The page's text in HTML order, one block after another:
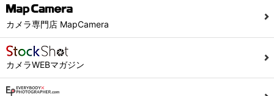
６．個人情報に関するお問合せ対応
(1)当社は、当社の保有する個人データに関し、ご本人から利用目的の通知，開示，内容の訂正，追加又は削除，利用の停止，消去及び第三者への提供の停止の請求などがあれば、ご本人の確認をさせていただいた上で、速やかに対応します。また当社の個人情報の取り扱いに関するご質問、ご相談にも対応いたします。尚、シュッピン会員のお客様は、当社が保有する個人データの削除を要求する権利があります。
カメラ専門店 MapCamera
カメラWEBマガジン